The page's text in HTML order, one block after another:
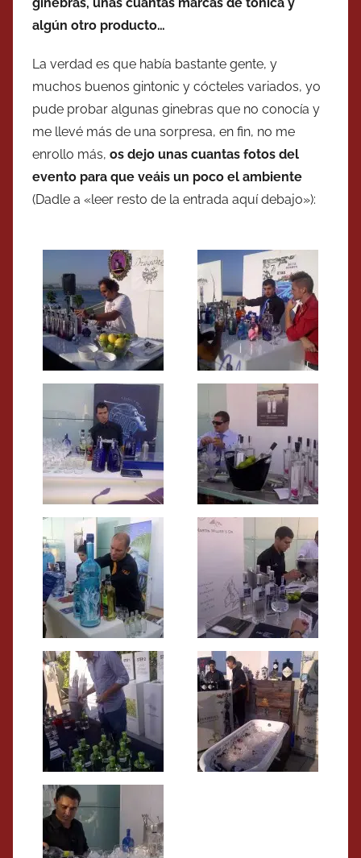
ginebras, unas cuantas marcas de tónica y
algún otro producto…
La verdad es que había bastante gente, y
muchos buenos gintonic y cócteles variados, yo
pude probar algunas ginebras que no conocía y
me llevé más de una sorpresa, en fin, no me
enrollo más, os dejo unas cuantas fotos del
evento para que veáis un poco el ambiente
(Dadle a «leer resto de la entrada aquí debajo»):